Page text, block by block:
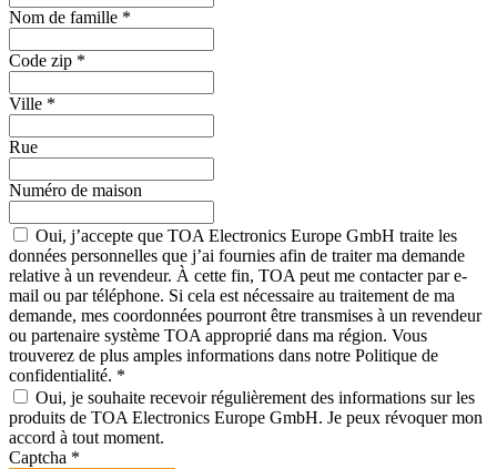
Nom de famille *
Code zip *
Ville *
Rue
Numéro de maison
Oui, j’accepte que TOA Electronics Europe GmbH traite les
données personnelles que j’ai fournies afin de traiter ma demande
relative à un revendeur. À cette fin, TOA peut me contacter par e-
mail ou par téléphone. Si cela est nécessaire au traitement de ma
demande, mes coordonnées pourront être transmises à un revendeur
ou partenaire système TOA approprié dans ma région. Vous
trouverez de plus amples informations dans notre Politique de
confidentialité. *
Oui, je souhaite recevoir régulièrement des informations sur les
produits de TOA Electronics Europe GmbH. Je peux révoquer mon
accord à tout moment.
Captcha *